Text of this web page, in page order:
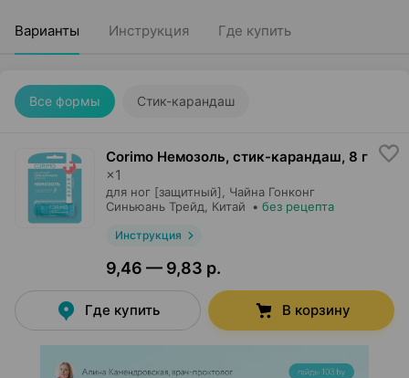
Варианты Инструкция Где купить
Все формы Стик-карандаш
Corimo Немозоль, стик-карандаш, 8 г
×1
для ног [защитный],
Чайна Гонконг
Синьюань Трейд , Китай • без рецепта
Инструкция
9,46 — 9,83 р.
Где купить В корзину